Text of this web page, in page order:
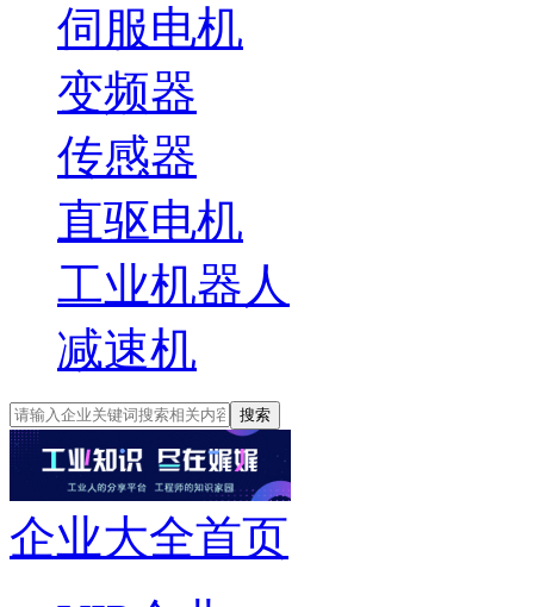
伺服电机
变频器
传感器
直驱电机
工业机器人
减速机
搜索
企业大全首页